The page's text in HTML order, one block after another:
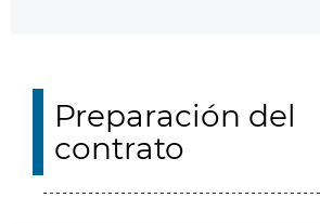
Preparación del
contrato